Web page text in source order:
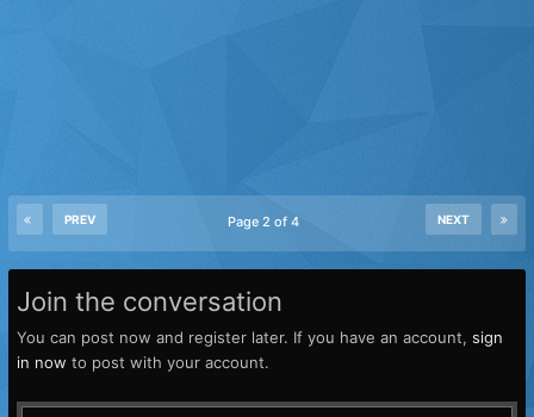
PREV NEXT
Page 2 of 4
Join the conversation
You can post now and register later. If you have an account, sign
in now to post with your account.